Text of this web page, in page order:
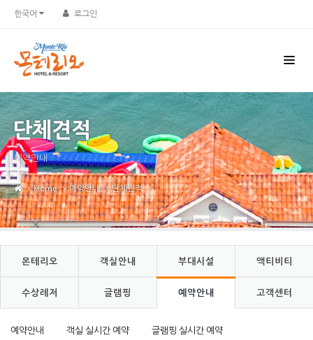
한국어 로그인
단체견적
예약안내
Home 예약안내 단체견적
몬테리오 객실안내 부대시설 액티비티
수상레저 글램핑 예약안내 고객센터
예약안내 객실 실시간 예약 글램핑 실시간 예약
Sketchbook5, 스케치북5